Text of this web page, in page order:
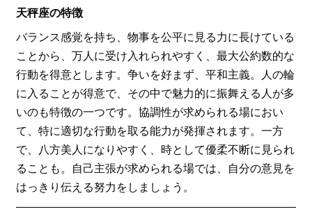
天秤座の特徴
バランス感覚を持ち、物事を公平に見る力に長けている
ことから、万人に受け入れられやすく、最大公約数的な
行動を得意とします。争いを好まず、平和主義。人の輪
に入ることが得意で、その中で魅力的に振舞える人が多
いのも特徴の一つです。協調性が求められる場におい
て、特に適切な行動を取る能力が発揮されます。一方
で、八方美人になりやすく、時として優柔不断に見られ
ることも。自己主張が求められる場では、自分の意見を
はっきり伝える努力をしましょう。